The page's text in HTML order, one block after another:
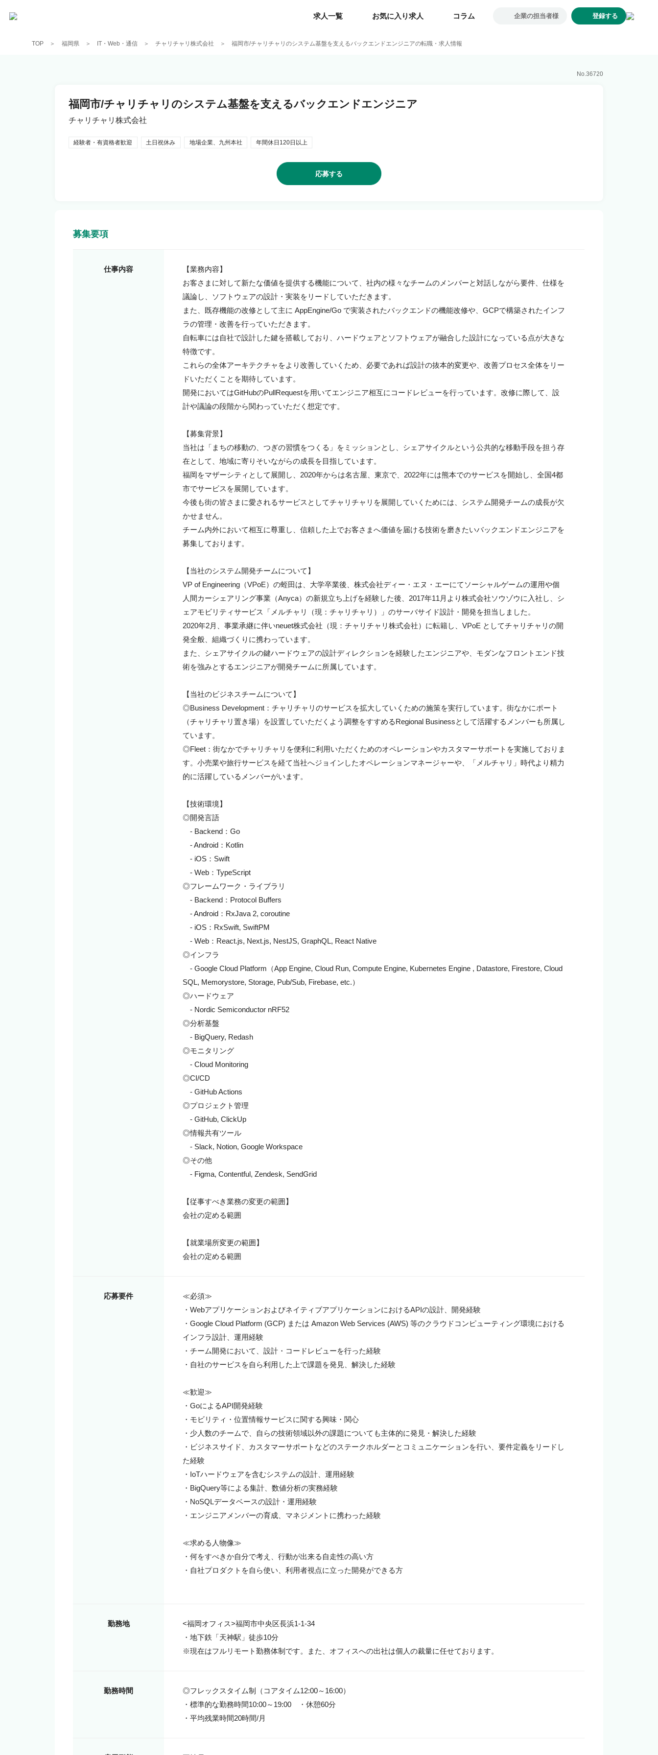
求人一覧 お気に入り求人 コラム 企業の担当者様 登録する
求人一覧 お気に入り求人 コラム 企業の担当者様 登録する
TOP 福岡県 IT・Web・通信 チャリチャリ株式会社 福岡市/チャリチャリのシステム基盤を支えるバックエンドエンジニアの転職・求人情報
No. 36720
チャリチャリ株式会社
福岡市/チャリチャリのシステム基盤を支えるバックエンドエンジニア
経験者・有資格者歓迎 土日祝休み 地場企業、九州本社 年間休日120日以上
応募する
募集要項
仕事内容
【業務内容】
お客さまに対して新たな価値を提供する機能について、社内の様々なチームのメンバーと対話しながら要件、仕様を
議論し、ソフトウェアの設計・実装をリードしていただきます。
また、既存機能の改修として主に AppEngine/Go で実装されたバックエンドの機能改修や、GCPで構築されたインフ
ラの管理・改善を行っていただきます。
自転車には自社で設計した鍵を搭載しており、ハードウェアとソフトウェアが融合した設計になっている点が大きな
特徴です。
これらの全体アーキテクチャをより改善していくため、必要であれば設計の抜本的変更や、改善プロセス全体をリー
ドいただくことを期待しています。
開発においてはGitHubのPullRequestを用いてエンジニア相互にコードレビューを行っています。改修に際して、設
計や議論の段階から関わっていただく想定です。
【募集背景】
当社は「まちの移動の、つぎの習慣をつくる」をミッションとし、シェアサイクルという公共的な移動手段を担う存
在として、地域に寄りそいながらの成長を目指しています。
福岡をマザーシティとして展開し、2020年からは名古屋、東京で、2022年には熊本でのサービスを開始し、全国4都
市でサービスを展開しています。
今後も街の皆さまに愛されるサービスとしてチャリチャリを展開していくためには、システム開発チームの成長が欠
かせません。
チーム内外において相互に尊重し、信頼した上でお客さまへ価値を届ける技術を磨きたいバックエンドエンジニアを
募集しております。
【当社のシステム開発チームについて】
VP of Engineering（VPoE）の蛭田は、大学卒業後、株式会社ディー・エヌ・エーにてソーシャルゲームの運用や個
人間カーシェアリング事業（Anyca）の新規立ち上げを経験した後、2017年11月より株式会社ソウゾウに入社し、シ
ェアモビリティサービス「メルチャリ（現：チャリチャリ）」のサーバサイド設計・開発を担当しました。
2020年2月、事業承継に伴いneuet株式会社（現：チャリチャリ株式会社）に転籍し、VPoE としてチャリチャリの開
発全般、組織づくりに携わっています。
また、シェアサイクルの鍵ハードウェアの設計ディレクションを経験したエンジニアや、モダンなフロントエンド技
術を強みとするエンジニアが開発チームに所属しています。
【当社のビジネスチームについて】
◎Business Development：チャリチャリのサービスを拡大していくための施策を実行しています。街なかにポート
（チャリチャリ置き場）を設置していただくよう調整をすすめるRegional Businessとして活躍するメンバーも所属し
ています。
◎Fleet：街なかでチャリチャリを便利に利用いただくためのオペレーションやカスタマーサポートを実施しておりま
す。小売業や旅行サービスを経て当社へジョインしたオペレーションマネージャーや、「メルチャリ」時代より精力
的に活躍しているメンバーがいます。
【技術環境】
◎開発言語
- Backend：Go
- Android：Kotlin
- iOS：Swift
- Web：TypeScript
◎フレームワーク・ライブラリ
- Backend：Protocol Buffers
- Android：RxJava 2, coroutine
- iOS：RxSwift, SwiftPM
- Web：React.js, Next.js, NestJS, GraphQL, React Native
◎インフラ
- Google Cloud Platform（App Engine, Cloud Run, Compute Engine, Kubernetes Engine , Datastore, Firestore, Cloud
SQL, Memorystore, Storage, Pub/Sub, Firebase, etc.）
◎ハードウェア
- Nordic Semiconductor nRF52
◎分析基盤
- BigQuery, Redash
◎モニタリング
- Cloud Monitoring
◎CI/CD
- GitHub Actions
◎プロジェクト管理
- GitHub, ClickUp
◎情報共有ツール
- Slack, Notion, Google Workspace
◎その他
- Figma, Contentful, Zendesk, SendGrid
【従事すべき業務の変更の範囲】
会社の定める範囲
【就業場所変更の範囲】
会社の定める範囲
応募要件
≪必須≫
・WebアプリケーションおよびネイティブアプリケーションにおけるAPIの設計、開発経験
・Google Cloud Platform (GCP) または Amazon Web Services (AWS) 等のクラウドコンピューティング環境における
インフラ設計、運用経験
・チーム開発において、設計・コードレビューを行った経験
・自社のサービスを自ら利用した上で課題を発見、解決した経験
≪歓迎≫
・GoによるAPI開発経験
・モビリティ・位置情報サービスに関する興味・関心
・少人数のチームで、自らの技術領域以外の課題についても主体的に発見・解決した経験
・ビジネスサイド、カスタマーサポートなどのステークホルダーとコミュニケーションを行い、要件定義をリードし
た経験
・IoTハードウェアを含むシステムの設計、運用経験
・BigQuery等による集計、数値分析の実務経験
・NoSQLデータベースの設計・運用経験
・エンジニアメンバーの育成、マネジメントに携わった経験
≪求める人物像≫
・何をすべきか自分で考え、行動が出来る自走性の高い方
・自社プロダクトを自ら使い、利用者視点に立った開発ができる方
勤務地
<福岡オフィス>福岡市中央区長浜1-1-34
・地下鉄「天神駅」徒歩10分
※現在はフルリモート勤務体制です。また、オフィスへの出社は個人の裁量に任せております。
勤務時間
◎フレックスタイム制（コアタイム12:00～16:00）
・標準的な勤務時間10:00～19:00　・休憩60分
・平均残業時間20時間/月